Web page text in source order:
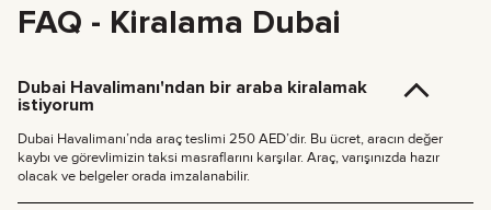
FAQ - Kiralama Dubai
Dubai Havalimanı'ndan bir araba kiralamak
istiyorum
Dubai Havalimanı’nda araç teslimi 250 AED’dir. Bu ücret, aracın değer
kaybı ve görevlimizin taksi masraflarını karşılar. Araç, varışınızda hazır
olacak ve belgeler orada imzalanabilir.